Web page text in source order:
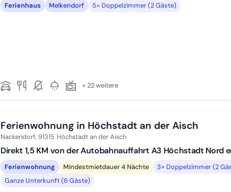
Ferienhaus Melkendorf 5× Doppelzimmer (2 Gäste)
+ 22 weitere
Ferienwohnung in Höchstadt an der Aisch
Nackendorf, 91315 Höchstadt an der Aisch
Direkt 1,5 KM von der Autobahnauffahrt A3 Höchstadt Nord
Ferienwohnung Mindestmietdauer 4 Nächte
3× Doppelzimmer (2
Ganze Unterkunft (6 Gäste)